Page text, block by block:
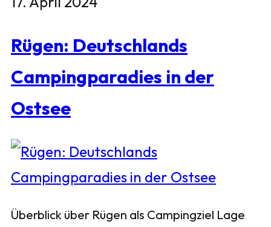
Rügen: Deutschlands
Campingparadies in der
Ostsee
Überblick über Rügen als Campingziel Lage